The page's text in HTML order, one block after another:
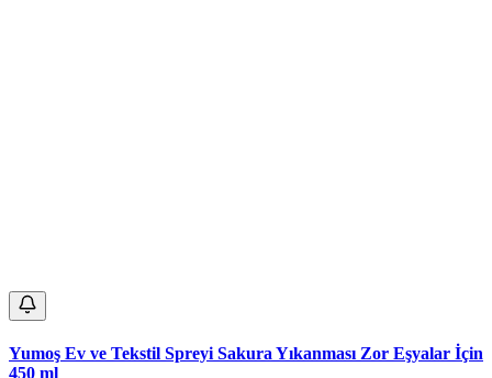
Yumoş Ev ve Tekstil Spreyi Sakura Yıkanması Zor Eşyalar İçin
450 ml